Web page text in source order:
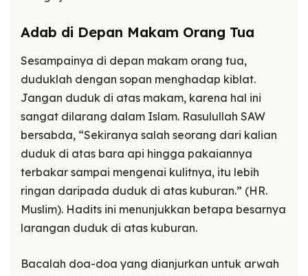
Adab di Depan Makam Orang Tua
Sesampainya di depan makam orang tua,
duduklah dengan sopan menghadap kiblat.
Jangan duduk di atas makam, karena hal ini
sangat dilarang dalam Islam. Rasulullah SAW
bersabda, “Sekiranya salah seorang dari kalian
duduk di atas bara api hingga pakaiannya
terbakar sampai mengenai kulitnya, itu lebih
ringan daripada duduk di atas kuburan.” (HR.
Muslim). Hadits ini menunjukkan betapa besarnya
larangan duduk di atas kuburan.
Bacalah doa-doa yang dianjurkan untuk arwah